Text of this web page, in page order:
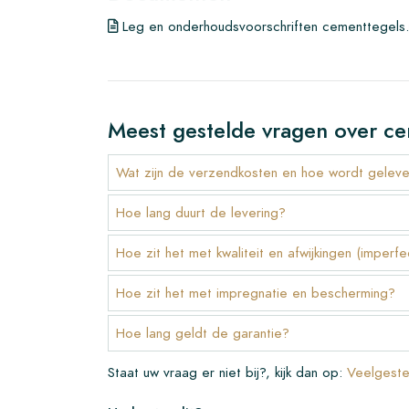
natuurlijk in mindering gebracht op een eventuele
Wil je een tegel maken die helemaal aansluit bij
Garantievoorwaarden voor cement
De garantielooptijd is altijd een jaar na levering.
fabrieksfouten en bij gebruik van onze Lithofin
reeds verwerkte tegels kan niet gereclameerd
Handige links voor cement tegels
Maak je eigen tegel tekenprogramma
•Meer informatie over onze tegels
Bekijk onze brochures
•Onderhoudsproducten
Leg en onderhoudsvoorschriften
Meest gestelde vragen over
Wat zijn de verzendkosten en hoe wordt
Hoe lang duurt de levering?
Hoe zit het met kwaliteit en afwijkingen
Hoe zit het met impregnatie en bescherming?
Hoe lang geldt de garantie?
Staat uw vraag er niet bij?, kijk dan op: